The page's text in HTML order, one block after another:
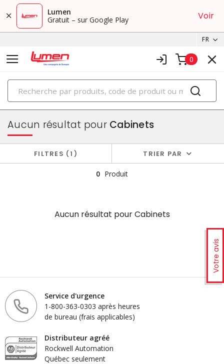
Lumen
Gratuit – sur Google Play
Voir
FR
0
PRODUITS
boîtiers et cabinets
Votre avis
Aucun résultat pourCabinets
FILTRES 1 TRIER PAR
0 Produit
Aucun résultat pourCabinets
Service d'urgence
1-800-363-0303 après heures
de bureau (frais applicables)
Distributeur agréé
Rockwell Automation
Québec seulement